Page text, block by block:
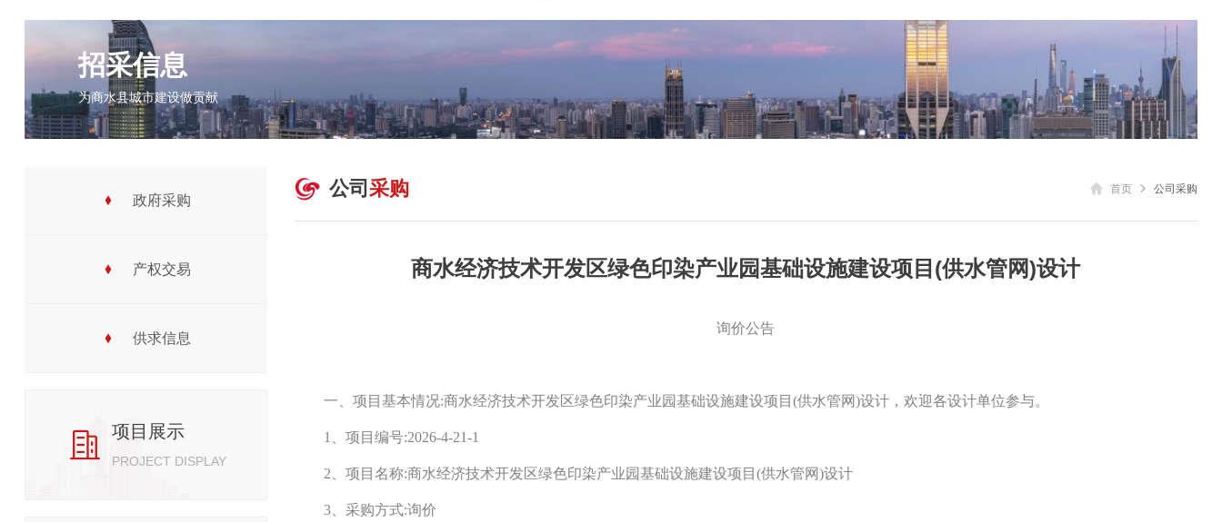
招采信息
为商水县城市建设做贡献
 政府采购
 产权交易
 供求信息
 项目展示
PROJECT DISPLAY
 公司 采购  首页  公司采购
商水经济技术开发区绿色印染产业园基础设施建设项目(供水管网)设计
询价公告
一、项目基本情况:商水经济技术开发区绿色印染产业园基础设施建设项目(供水管网)设计，欢迎各设计单位参与。
1、项目编号:2026-4-21-1
2、项目名称:商水经济技术开发区绿色印染产业园基础设施建设项目(供水管网)设计
3、采购方式:询价